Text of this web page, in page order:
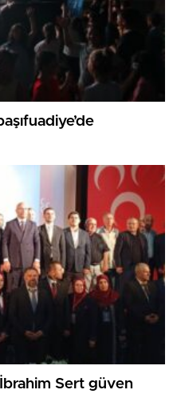
Sert güven